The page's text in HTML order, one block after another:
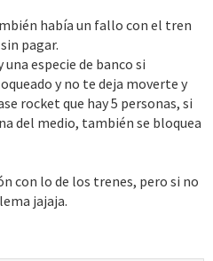
había un fallo con el tren
pagar.
especie de banco si
y no te deja moverte y
rocket que hay 5 personas, si
del medio, también se bloquea
con lo de los trenes, pero si no
jajaja.